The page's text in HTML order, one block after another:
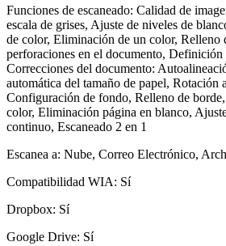
Funciones de escaneado: Calidad de
escala de grises, Ajuste de niveles de
de color, Eliminación de un color, Relleno
perforaciones en el documento, Definición
Correcciones del documento:
automática del tamaño de papel, Rotación
Configuración de fondo, Relleno de
color, Eliminación página en blanco,
continuo, Escaneado 2 en 1
Escanea a: Nube, Correo Electrónico,
Compatibilidad WIA: Sí
Dropbox: Sí
Google Drive: Sí